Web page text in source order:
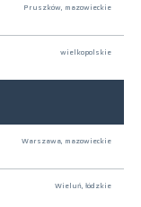
Pruszków, mazowieckie
wielkopolskie
Warszawa, mazowieckie
Wieluń, łódzkie